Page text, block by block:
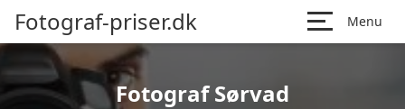
Fotograf-priser.dk Menu
Fotograf Sørvad